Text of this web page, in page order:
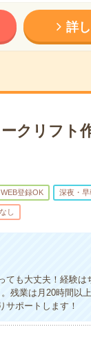
詳
クリフト
WEB登録OK 深夜・早
し
も大丈夫！経験は
残業は月20時間以
ポートします！